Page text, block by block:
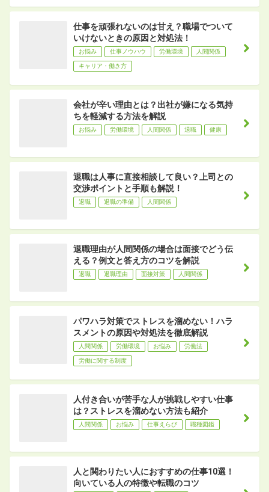
仕事を頑張れないのは甘え？職場でついて
いけないときの原因と対処法！
お悩み 仕事ノウハウ 労働環境 人間関係
キャリア・働き方
会社が辛い理由とは？出社が嫌になる気持
ちを軽減する方法を解説
お悩み 労働環境 人間関係 退職 健康
退職は人事に直接相談して良い？上司との
交渉ポイントと手順も解説！
退職 退職の準備 人間関係
退職理由が人間関係の場合は面接でどう伝
える？例文と答え方のコツを解説
退職 退職理由 面接対策 人間関係
パワハラ対策でストレスを溜めない！ハラ
スメントの原因や対処法を徹底解説
人間関係 労働環境 お悩み 労働法
労働に関する制度
人付き合いが苦手な人が挑戦しやすい仕事
は？ストレスを溜めない方法も紹介
人間関係 お悩み 仕事えらび 職種図鑑
人と関わりたい人におすすめの仕事10選！
向いている人の特徴や転職のコツ